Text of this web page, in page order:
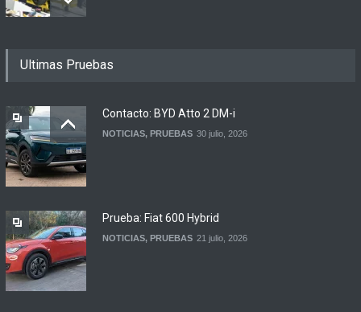
de agosto 2026 en
Ultimas Pruebas
Contacto: BYD Atto 2 DM-i
NOTICIAS, PRUEBAS 30 julio, 2026
Prueba: Fiat 600 Hybrid
NOTICIAS, PRUEBAS 21 julio, 2026